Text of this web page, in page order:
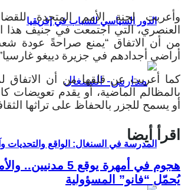
الدور السياسي للشباب في إفريقيا
المدرسة في السنغال: الواقع والتحديات
وأعربت لجنة الأمم المتحدة
العنصري، التي اجتمعت في جنيف هذا
من أن الاتفاق “يمنع صراحةً عودة
أراضي أجدادهم في جزيرة دييغو
كما أعربت عن قلقها من أن الاتفاق
بالمظالم الماضية، أو يقدم تعويضات
أو يسمح للجزر بالحفاظ على تراثها
اقرأ أيضا
هجوم في أمهرة يوقع 5
يُحمّل “فانو” المسؤولية